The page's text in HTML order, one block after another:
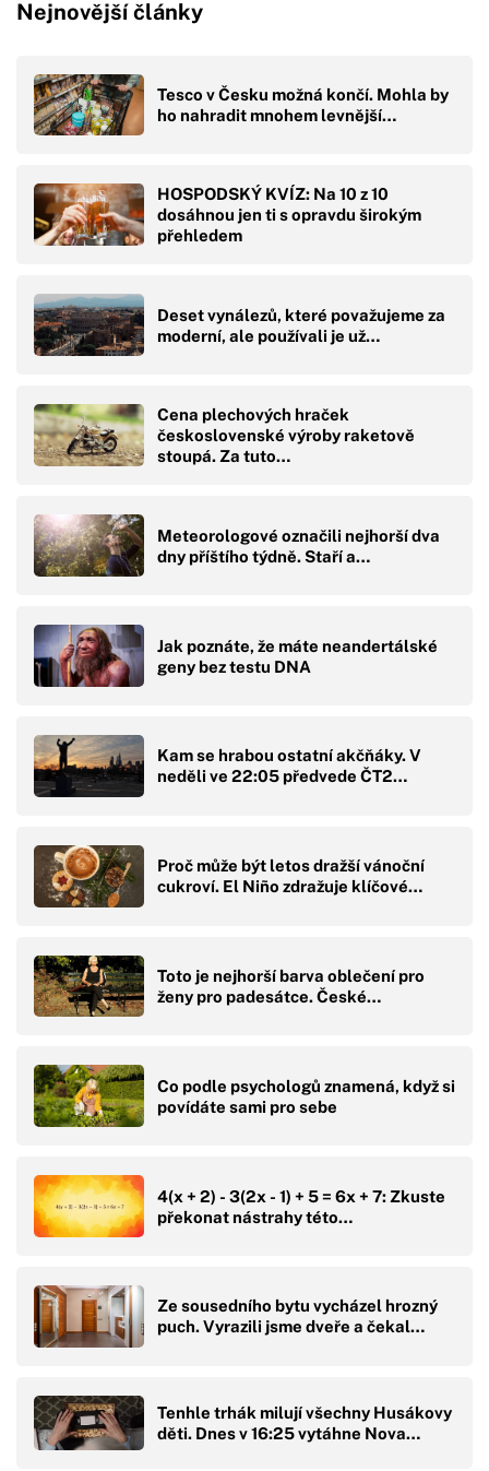
Nejnovější články
Tesco v Česku možná končí. Mohla by
ho nahradit mnohem levnější…
HOSPODSKÝ KVÍZ: Na 10 z 10
dosáhnou jen ti s opravdu širokým
přehledem
Deset vynálezů, které považujeme za
moderní, ale používali je už…
Cena plechových hraček
československé výroby raketově
stoupá. Za tuto…
Meteorologové označili nejhorší dva
dny příštího týdně. Staří a…
Jak poznáte, že máte neandertálské
geny bez testu DNA
Kam se hrabou ostatní akčňáky. V
neděli ve 22:05 předvede ČT2…
Proč může být letos dražší vánoční
cukroví. El Niño zdražuje klíčové…
Toto je nejhorší barva oblečení pro
ženy pro padesátce. České…
Co podle psychologů znamená, když si
povídáte sami pro sebe
4(x + 2) - 3(2x - 1) + 5 = 6x + 7: Zkuste
překonat nástrahy této…
Ze sousedního bytu vycházel hrozný
puch. Vyrazili jsme dveře a čekal…
Tenhle trhák milují všechny Husákovy
děti. Dnes v 16:25 vytáhne Nova…